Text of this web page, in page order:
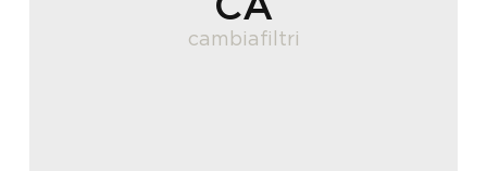
cambiafiltri